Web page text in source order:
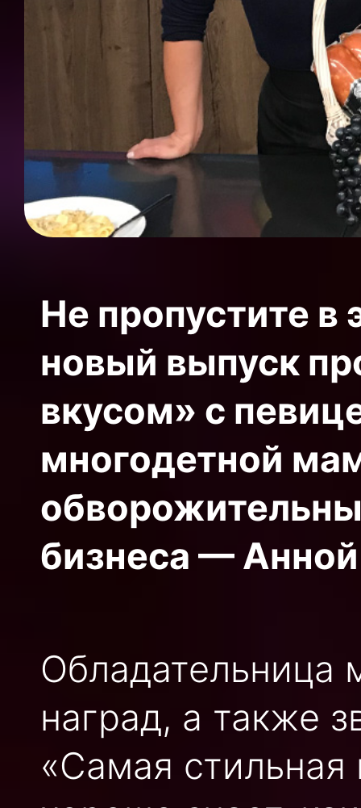
Не пропустите в
новый выпуск
вкусом» с
многодетной
бизнеса —
Обладательница
наград, а также
«Самая